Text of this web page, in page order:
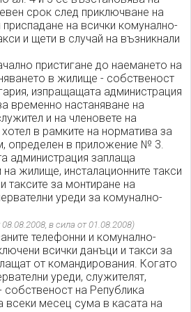
срок след приключване на
на всички комунално-
и щети в случай на възникнали
пристигане до наемането на
в жилище - собственост
изпращащата администрация
временно настаняване на
и на членовете на
в рамките на норматива за
определен в приложение № 3.
администрация заплаща
жилище, инсталационните такси
таксите за монтиране на
уреди за комунално-
в сила от 01.08.2008)
телефонни и комунално-
всички данъци и такси за
от командирования. Когато
уреди, служителят,
на Република
всеки месец сума в касата на